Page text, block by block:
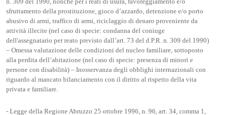
n. 309 del 1990, nonché per i reati di usura, favoreggiamento e/o
sfruttamento della prostituzione, gioco d’azzardo, detenzione e/o porto
abusivo di armi, traffico di armi, riciclaggio di denaro proveniente da
attività illecite (nel caso di specie: condanna del coniuge
dell'assegnatario per reato previsto dall’art. 73 del d.P.R. n. 309 del 1990)
– Omessa valutazione delle condizioni del nucleo familiare, sottoposto
alla perdita dell’abitazione (nel caso di specie: presenza di minori e
persone con disabilità) – Inosservanza degli obblighi internazionali con
riguardo al mancato bilanciamento con il diritto al rispetto della vita
privata e familiare.
- Legge della Regione Abruzzo 25 ottobre 1996, n. 96, art. 34, comma 1,